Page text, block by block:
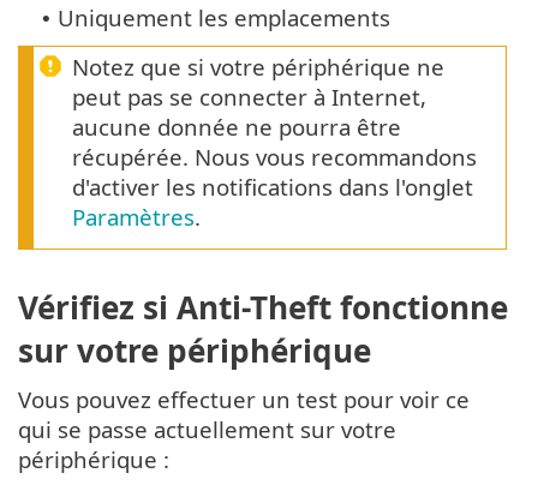
• Uniquement les emplacements
Notez que si votre périphérique ne
peut pas se connecter à Internet,
aucune donnée ne pourra être
récupérée. Nous vous recommandons
d'activer les notifications dans l'onglet
Paramètres.
Vérifiez si Anti-Theft fonctionne
sur votre périphérique
Vous pouvez effectuer un test pour voir ce
qui se passe actuellement sur votre
périphérique :